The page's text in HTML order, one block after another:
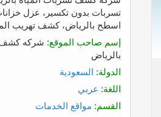
تسربات بدون تكسير، عزل
اسطح بالرياض، كشف تهريب
إسم صاحب الموقع: شركه كشف
بالرياض
الدولة: السعودية
اللغة: عربي
القسم: مواقع الخدمات